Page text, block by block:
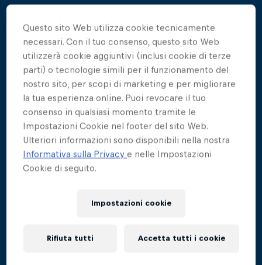
È la prima volta che accade nella storia della
Red Bull Cliff Diving World Series: la stagione 2021
verrà chiusa da due tappe consecutive che si
svolgeranno proprio in Italia, nella prestigiosa e
storica location di Polignano a Mare. La prima
competizione che darà il via alla doppietta italiana
avrà luogo il 22 settembre, e quattro giorni dopo, il
26 settembre, si svolgerà la finale assoluta durante
farà dunque da sfondo al “Grande Finale” – per la
Questo sito Web utilizza cookie tecnicamente
necessari. Con il tuo consenso, questo sito Web
utilizzerà cookie aggiuntivi (inclusi cookie di terze
parti) o tecnologie simili per il funzionamento del
nostro sito, per scopi di marketing e per migliorare
la tua esperienza online. Puoi revocare il tuo
consenso in qualsiasi momento tramite le
Impostazioni Cookie nel footer del sito Web.
Ulteriori informazioni sono disponibili nella nostra
Informativa sulla Privacye nelle Impostazioni
Cookie di seguito.
Impostazioni cookie
Rifiuta tutti Accetta tutti i cookie